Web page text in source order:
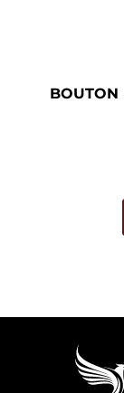
BOUTON